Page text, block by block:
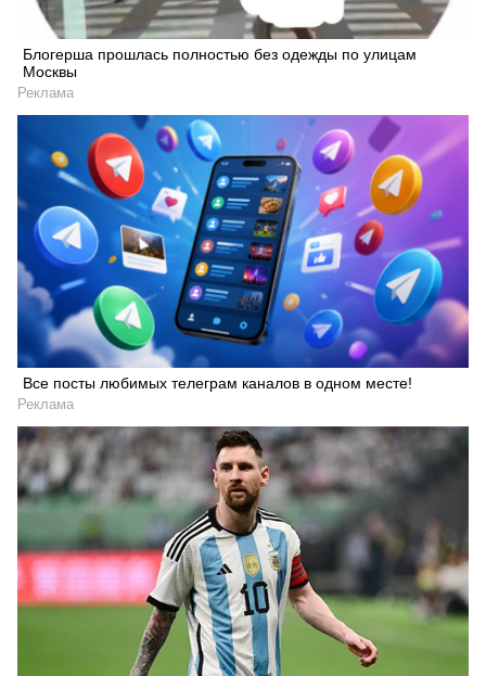
Блогерша прошлась полностью без одежды по улицам
Москвы
Реклама
Все посты любимых телеграм каналов в одном месте!
Реклама